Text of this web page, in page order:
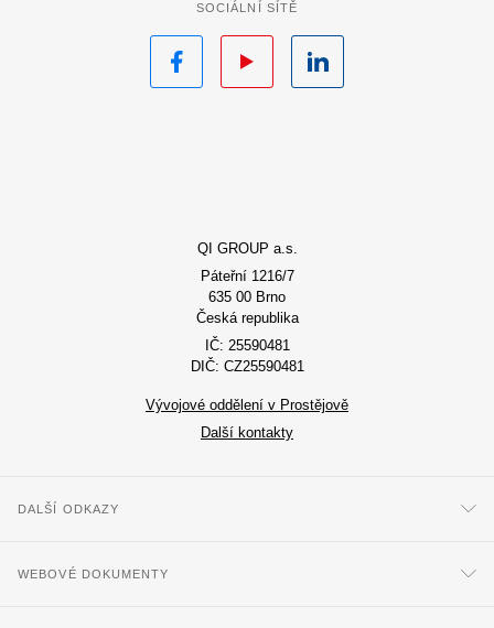
QI GROUP a.s.
Páteřní 1216/7
635 00 Brno
Česká republika
IČ: 25590481
DIČ: CZ25590481
Vývojové oddělení v Prostějově
Další kontakty
SOCIÁLNÍ SÍTĚ
Facebook
DALŠÍ ODKAZY
WEBOVÉ DOKUMENTY